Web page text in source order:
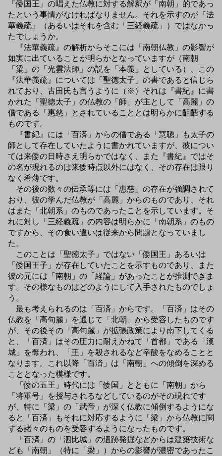
「倭国王」の唱えた仏教に対する解釈が「南朝」的であっ
たという事情がなければなりません。それを示すのが『法
華義疏』（あるいはそれを含む「三経義疏」）ではなかっ
たでしょうか。
『法華義疏』の解析からそこには「南朝仏教」の影響が
如実に出ていることが明らかとなっていますが（南朝
「梁」の「光雲法師」の説を「本義」としている）、この
『法華義疏』については「聖徳太子」の書であると信じら
れており、古田氏も言うように（※）それは『書紀』に書
かれた「聖徳太子」の仏教の「師」が主として「高麗」の
僧である「惠慈」とされていることとは明らかに齟齬する
ものです。
『書紀』には「百済」からの僧である「慧聰」も太子の
師として存在していたように書かれていますが、彼につい
ては来倭の日時さえ明らかではなく、また『書紀』ではそ
の名が現れるのは来倭時点以外にはなく、その存在は限り
なく希薄です。
その後の数々の伝承等には「惠慈」の存在が強調されて
おり、彼の学んだ仏教が「高麗」からのものであり、それ
はまた「北朝系」のものであったことを示しています。そ
れに対し「三経義疏」の内容は明らかに「南朝系」のもの
ですから、その食い違いは従来から問題となっていまし
た。
このことは「聖徳太子」ではない「倭国王」あるいは
「倭国王子」が存在していたことを示すものであり、また
彼の元には「南朝」の「経論」があったことが推測できま
す。その様なものはどのようにして入手されたものでしょ
う。
最も考えられるのは「百済」からです。「百済」はその
仏教を「高句麗」を通じて「北朝」から受容したものです
が、その後その「高句麗」が拡張政策により南下してくる
と、「百済」はその圧力に耐えかねて「首都」である「漢
城」を奪われ、「王」を殺されるなど辛酸をなめることと
なります。これ以降「百済」は「南朝」への傾倒を深める
こととなった模様です。
「倭の五王」時代には「倭国」とともに「南朝」から
「将軍号」を授与されるなどしているのがその現れです
が、特に「梁」の「武帝」が深く仏教に傾倒するようにな
ると「百済」もそれに対応するように「梁」から仏教に関
する諸々のものを受容するようになったものです。
「百済」の「泗比城」の遺跡発掘などからは建築技術な
ども「南朝」（特に「梁」）からの影響が濃密であったこ